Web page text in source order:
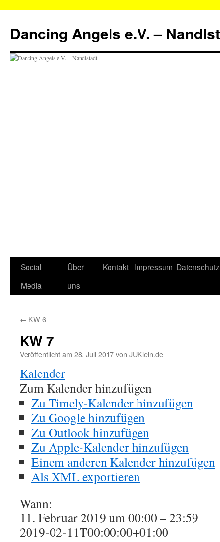
springen
Dancing Angels e.V. –
Social
Media
Über
uns
Kontakt Impressum
← KW 6
KW 7
Veröffentlicht am 28. Juli 2017von JUKlein.de
Kalender
Zum Kalender hinzufügen
Zu Timely-Kalender hinzufügen
Zu Google hinzufügen
Zu Outlook hinzufügen
Zu Apple-Kalender hinzufügen
Einem anderen Kalender hinzufügen
Als XML exportieren
Wann:
11. Februar 2019 um 00:00 – 23:59
2019-02-11T00:00:00+01:00